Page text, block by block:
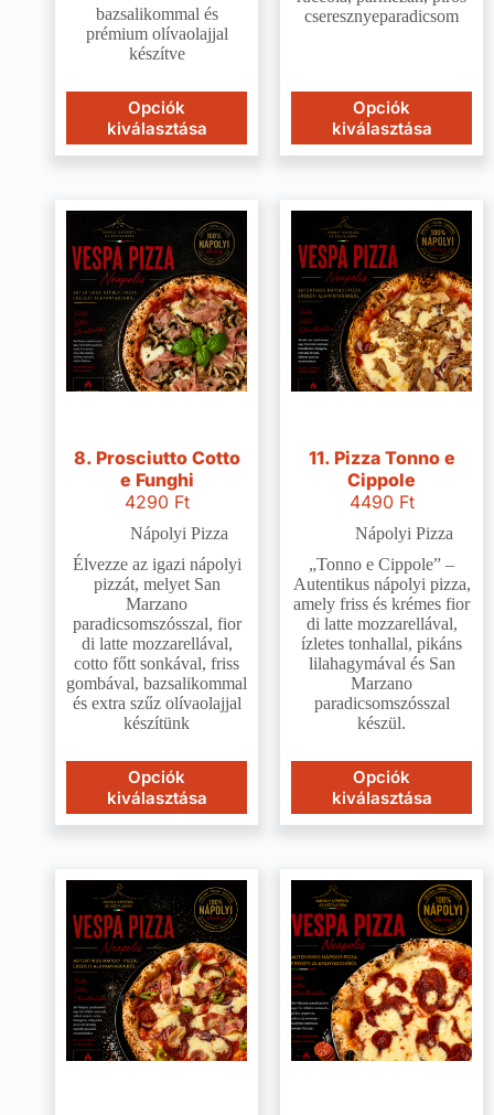
bazsalikommal és
prémium olívaolajjal
készítve
Opciók
kiválasztása
cseresznyeparadicsom
Opciók
kiválasztása
8. Prosciutto Cotto
e Funghi
4290 Ft
Nápolyi Pizza
Élvezze az igazi nápolyi
pizzát, melyet San
Marzano
paradicsomszósszal, fior
di latte mozzarellával,
cotto főtt sonkával, friss
gombával, bazsalikommal
és extra szűz olívaolajjal
készítünk
Opciók
kiválasztása
11. Pizza Tonno e
Cippole
4490 Ft
Nápolyi Pizza
„Tonno e Cippole” –
Autentikus nápolyi pizza,
amely friss és krémes fior
di latte mozzarellával,
ízletes tonhallal, pikáns
lilahagymával és San
Marzano
paradicsomszósszal
készül.
Opciók
kiválasztása